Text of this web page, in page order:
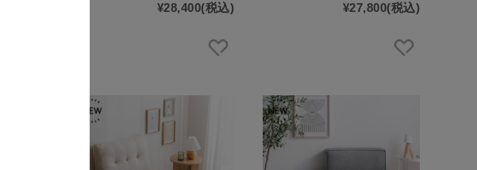
¥28,400(税込) ¥27,800(税込)